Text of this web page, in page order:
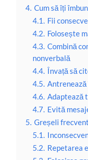
4. Cum să îți
4.1. Fii
4.2. Folosește
4.3. Combină
nonverbală
4.4. Învață să
4.5.
4.6. Adaptează
4.7. Evită
5. Greșeli
5.1.
5.2. Repetarea